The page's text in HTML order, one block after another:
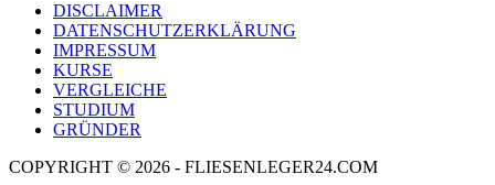
DISCLAIMER
DATENSCHUTZERKLÄRUNG
IMPRESSUM
KURSE
VERGLEICHE
STUDIUM
GRÜNDER
COPYRIGHT © 2026 - FLIESENLEGER24.COM